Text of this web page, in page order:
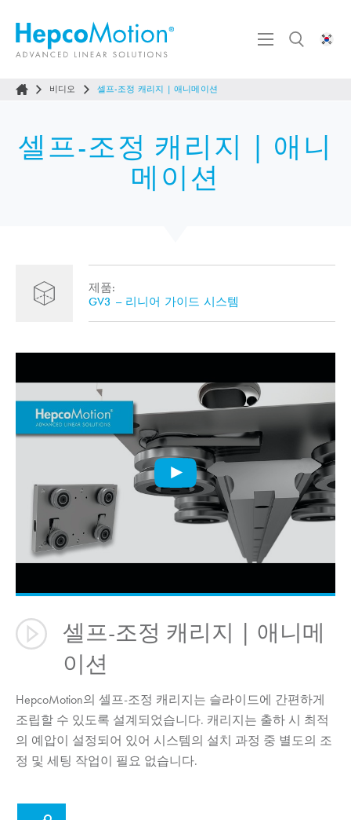
비디오 셀프-조정 캐리지 | 애니메이션
셀프-조정 캐리지 | 애니
메이션
제품:
GV3 – 리니어 가이드 시스템
셀프-조정 캐리지 | 애니메
이션
HepcoMotion의 셀프-조정 캐리지는 슬라이드에 간편하게
조립할 수 있도록 설계되었습니다. 캐리지는 출하 시 최적
의 예압이 설정되어 있어 시스템의 설치 과정 중 별도의 조
정 및 세팅 작업이 필요 없습니다.